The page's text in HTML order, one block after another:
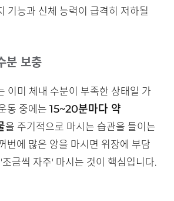
기능과 신체 능력이 급격히 저하될
분 보충
이미 체내 수분이 부족한 상태일 가
동 중에는 15~20분마다 약
을 주기적으로 마시는 습관을 들이는
번에 많은 양을 마시면 위장에 부담
금씩 자주' 마시는 것이 핵심입니다.